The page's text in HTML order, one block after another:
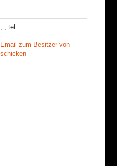
, , tel:
Email zum Besitzer von
schicken